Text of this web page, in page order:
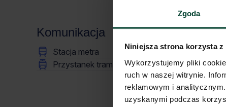
Zgoda
Niniejsza strona korzysta
Wykorzystujemy pliki
ruch w naszej witrynie.
reklamowym i
uzyskanymi podczas
Komunikacja
Stacja metra 400m (do 10
Przystanek tramwajowy
400m (do 10